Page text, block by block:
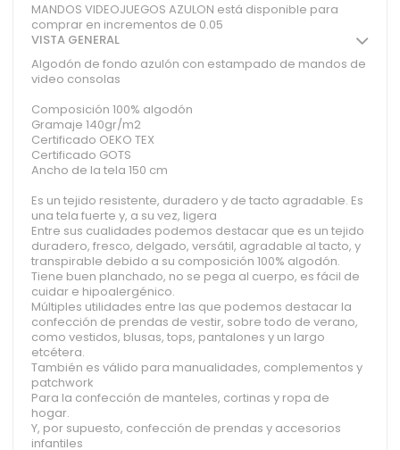
MANDOS VIDEOJUEGOS AZULON está disponible para
comprar en incrementos de 0.05
VISTA GENERAL
Algodón de fondo azulón con estampado de mandos de
video consolas
Composición 100% algodón
Gramaje 140gr/m2
Certificado OEKO TEX
Certificado GOTS
Ancho de la tela 150 cm
Es un tejido resistente, duradero y de tacto agradable. Es
una tela fuerte y, a su vez, ligera
Entre sus cualidades podemos destacar que es un tejido
duradero, fresco, delgado, versátil, agradable al tacto, y
transpirable debido a su composición 100% algodón.
Tiene buen planchado, no se pega al cuerpo, es fácil de
cuidar e hipoalergénico.
Múltiples utilidades entre las que podemos destacar la
confección de prendas de vestir, sobre todo de verano,
como vestidos, blusas, tops, pantalones y un largo
etcétera.
También es válido para manualidades, complementos y
patchwork
Para la confección de manteles, cortinas y ropa de
hogar.
Y, por supuesto, confección de prendas y accesorios
infantiles